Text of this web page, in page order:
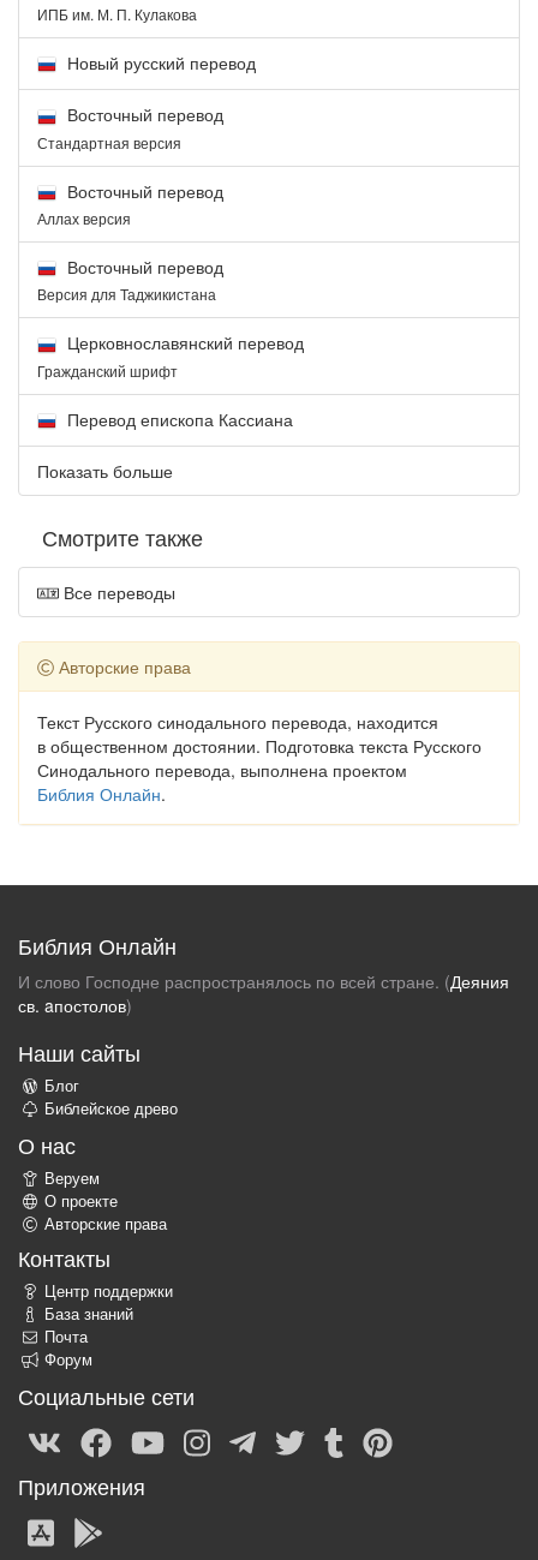
ИПБ им. М. П. Кулакова
Новый русский перевод
Восточный перевод
Стандартная версия
Восточный перевод
Аллах версия
Восточный перевод
Версия для Таджикистана
Церковнославянский перевод
Гражданский шрифт
Перевод епископа Кассиана
Показать больше
Смотрите также
Все переводы
Авторские права
Текст Русского синодального перевода, находится
в общественном достоянии. Подготовка текста Русского
Синодального перевода, выполнена проектом
Библия Онлайн.
Библия Онлайн
И слово Господне распространялось по всей стране. (Деяния
св. aпостолов)
Наши сайты
Блог
Библейское древо
О нас
Веруем
О проекте
Авторские права
Контакты
Центр поддержки
База знаний
Почта
Форум
Социальные сети
Приложения